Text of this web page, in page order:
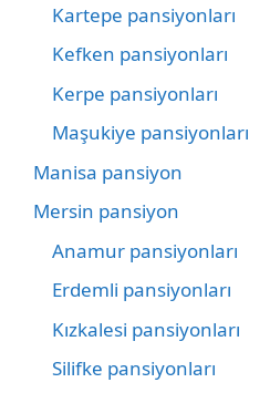
Kartepe pansiyonları
Kefken pansiyonları
Kerpe pansiyonları
Maşukiye pansiyonları
Manisa pansiyon
Mersin pansiyon
Anamur pansiyonları
Erdemli pansiyonları
Kızkalesi pansiyonları
Silifke pansiyonları